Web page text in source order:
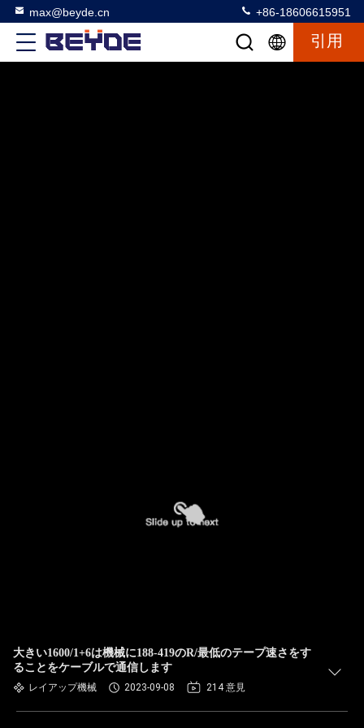
max@beyde.cn +86-18606615951
引用
大きい1600/1+6は機械に188-419のR/最低のテープ速さをす
ることをケーブルで通信します
レイアップ機械 2023-09-08 214 意見